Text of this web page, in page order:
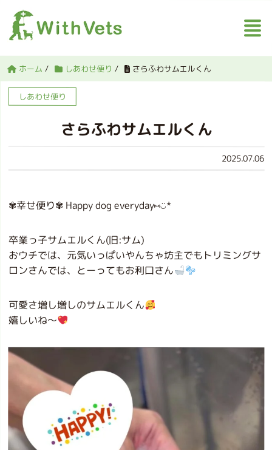
ホーム / しあわせ便り / さらふわサムエルくん
しあわせ便り
さらふわサムエルくん
2025.07.06
✾幸せ便り✾ Happy dog everyday⑅︎◡̈︎*
卒業っ子サムエルくん(旧:サム)
おウチでは、元気いっぱいやんちゃ坊主でもトリミングサ
ロンさんでは、とーってもお利口さん
可愛さ増し増しのサムエルくん
嬉しいね〜